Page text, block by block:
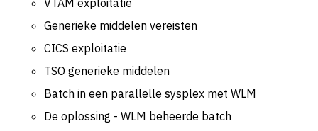
Generieke middelen vereisten
CICS exploitatie
TSO generieke middelen
Batch in een parallelle sysplex met WLM
De oplossing - WLM beheerde batch